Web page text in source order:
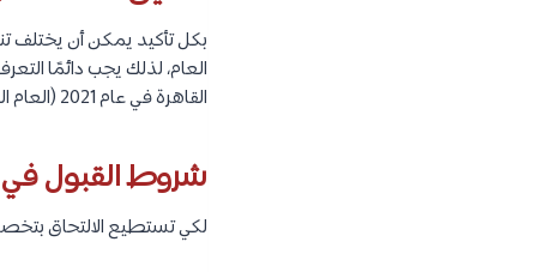
بكل تأكيد يمكن أن يختلف
العام، لذلك يجب دائمًا
القاهرة في عام 2021 (العام الماضي) 79.75 أي ما يعادلها 356 درجة.
شروط القبول في
لكي تستطيع الالتحاق